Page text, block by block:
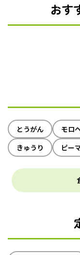
おす
とうがん モロ
きゅうり
ピー